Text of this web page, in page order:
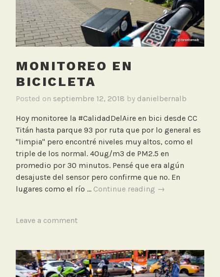
c
i
c
l
t
a
,
C
l
i
d
a
d
d
e
A
e
MONITOREO EN
BICICLETA
Posted on septiembre 12, 2018 by danielbernalb
Hoy monitoree la #CalidadDelAire en bici desde CC
Titán hasta parque 93 por ruta que por lo general es
"limpia" pero encontré niveles muy altos, como el
triple de los normal. 40ug/m3 de PM2.5 en
promedio por 30 minutos. Pensé que era algún
desajuste del sensor pero confirme que no. En
lugares como el río … Continue reading Monitoreo
→
T
g
e
Leave a comment